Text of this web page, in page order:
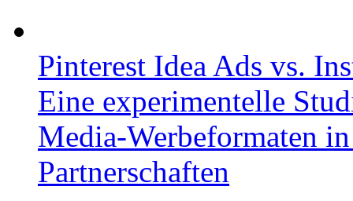
Pinterest Idea Ads vs.
Eine experimentelle
Media-Werbeformaten
Partnerschaften